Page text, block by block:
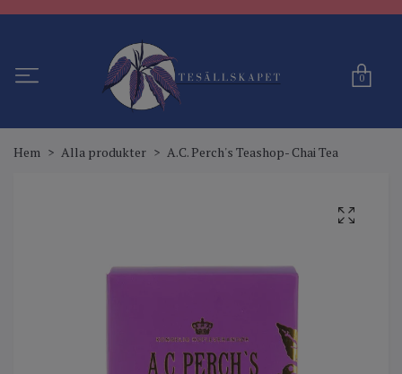
0
Hem Alla produkter A.C. Perch's Teashop- Chai Tea